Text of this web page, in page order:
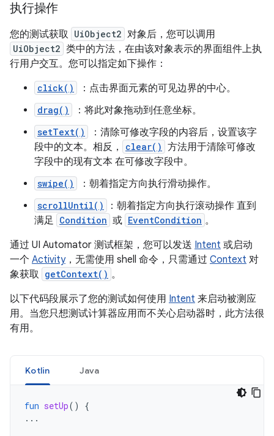
执行操作
您的测试获取 UiObject2 对象后，您可以调用
UiObject2 类中的方法，在由该对象表示的界面组件上执
行用户交互。您可以指定如下操作：
click() ：点击界面元素的可见边界的中心。
drag() ：将此对象拖动到任意坐标。
setText()
：清除可修改字段的内容后，设置该字
段中的文本。相反，
clear() 方法用于清除可修改
字段中的现有文本 在可修改字段中。
swipe() ：朝着指定方向执行滑动操作。
scrollUntil()
：朝着指定方向执行滚动操作 直到
满足 Condition 或 EventCondition 。
通过 UI Automator 测试框架，您可以发送 Intent 或启动
一个 Activity，无需使用 shell 命令，只需通过 Context 对
象获取 getContext() 。
以下代码段展示了您的测试如何使用 Intent 来启动被测应
用。当您只想测试计算器应用而不关心启动器时，此方法很
有用。
Kotlin Java
fun setUp()
{
...